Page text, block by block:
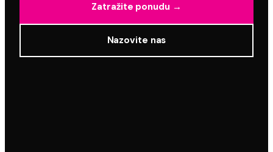
Zatražite ponudu →
Nazovite nas